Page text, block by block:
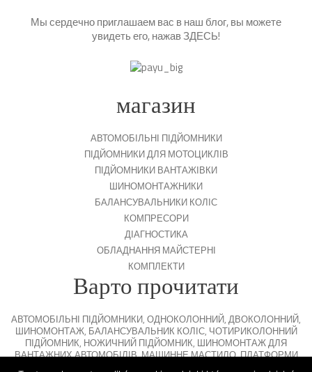
Мы сердечно приглашаем вас в наш блог, вы можете
увидеть его, нажавЗДЕСЬ!
магазин
АВТОМОБІЛЬНІ ПІДЙОМНИКИ
ПІДЙОМНИКИ ДЛЯ МОТОЦИКЛІВ
ПІДЙОМНИКИ ВАНТАЖІВКИ
ШИНОМОНТАЖНИКИ
БАЛАНСУВАЛЬНИКИ КОЛІС
КОМПРЕСОРИ
ДІАГНОСТИКА
ОБЛАДНАННЯ МАЙСТЕРНІ
КОМПЛЕКТИ
Варто прочитати
АВТОМОБІЛЬНІ ПІДЙОМНИКИ, ОДНОКОЛОННИЙ, ДВОКОЛОННИЙ,
ШИНОМОНТАЖ, БАЛАНСУВАЛЬНИК КОЛІС, ЧОТИРИКОЛОННИЙ
ПІДЙОМНИК, НОЖИЧНИЙ ПІДЙОМНИК, ШИНОМОНТАЖ ДЛЯ
ВАНТАЖНИХ АВТОМОБІЛІВ,МАШИННЕ МАСТИЛО,ПЛАТФОРМИ
ДЛЯ ПАРКУВАННЯ